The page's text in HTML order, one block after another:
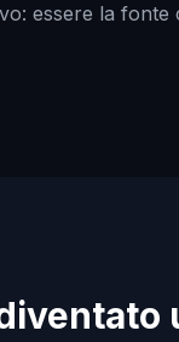
essere la